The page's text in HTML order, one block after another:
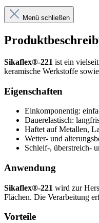
Menü schließen
Sikaflex®-221 ist ein
keramische Werkstoffe
Eigenschaften
Einkomponentig:
Dauerelastisch:
Haftet auf Metallen,
Wetter- und
Schleif-, überstreich-
Anwendung
Sikaflex®-221 wird zur
Flächen. Die Verarbeitung
Vorteile